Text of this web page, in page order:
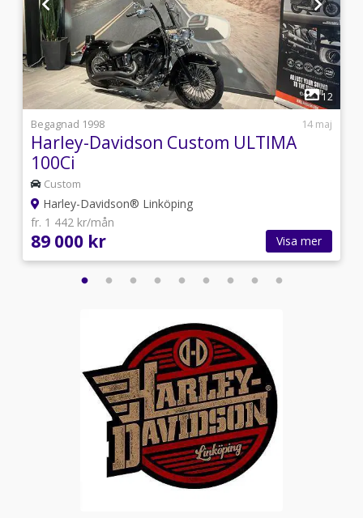
1
12
Begagnad 1998
14 maj
Harley-Davidson Custom ULTIMA
100Ci
Custom
Harley-Davidson® Linköping
fr. 1 442 kr/mån
89 000 kr Visa mer